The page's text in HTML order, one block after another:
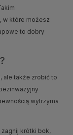
w które możesz
to dobry
ale także zrobić to
wytrzyma
zagnij krótki bok,